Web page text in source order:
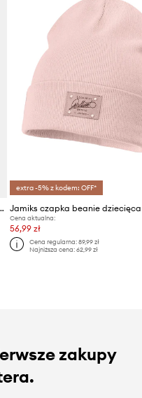
dziecięca BELIZE II
extra -5% z kodem: OFF*
Cena aktualna:
56,99 zł
Cena regularna: 89,99 zł
Najniższa cena: 62,99 zł
zakupy